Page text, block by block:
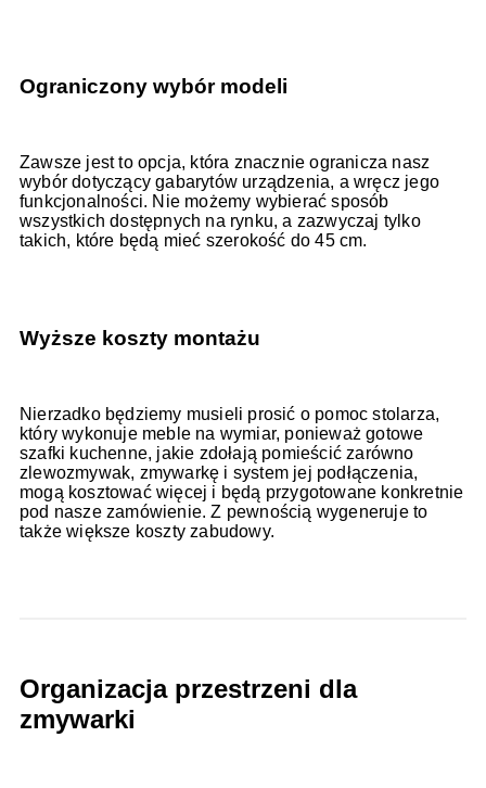
Ograniczony wybór modeli
Zawsze jest to opcja, która znacznie ogranicza nasz
wybór dotyczący gabarytów urządzenia, a wręcz jego
funkcjonalności. Nie możemy wybierać sposób
wszystkich dostępnych na rynku, a zazwyczaj tylko
takich, które będą mieć szerokość do 45 cm.
Wyższe koszty montażu
Nierzadko będziemy musieli prosić o pomoc stolarza,
który wykonuje meble na wymiar, ponieważ gotowe
szafki kuchenne, jakie zdołają pomieścić zarówno
zlewozmywak, zmywarkę i system jej podłączenia,
mogą kosztować więcej i będą przygotowane konkretnie
pod nasze zamówienie. Z pewnością wygeneruje to
także większe koszty zabudowy.
Organizacja przestrzeni dla
zmywarki